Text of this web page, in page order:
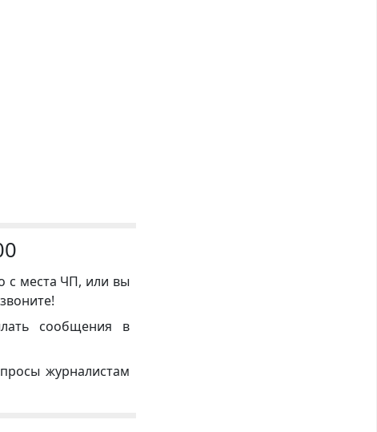
с места ЧП, или вы
сообщения в
журналистам